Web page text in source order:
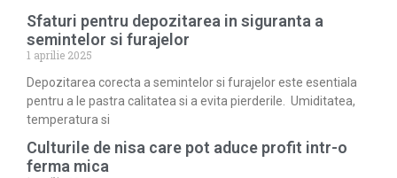
Sfaturi pentru depozitarea in siguranta a
semintelor si furajelor
1 aprilie 2025
Depozitarea corecta a semintelor si furajelor este esentiala
pentru a le pastra calitatea si a evita pierderile. Umiditatea,
temperatura si
Culturile de nisa care pot aduce profit intr-o
ferma mica